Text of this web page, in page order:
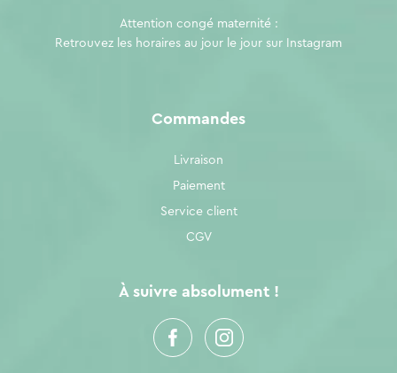
Commandes
Livraison
Paiement
Service client
CGV
À suivre absolument !
Attention congé maternité :
Retrouvez les horaires au jour le jour sur
Instagram